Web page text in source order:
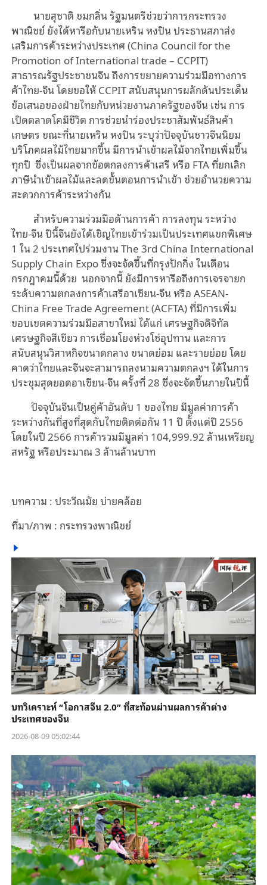
นายสุชาติ ชมกลิ่น รัฐมนตรีช่วยว่าการกระทรวง
พาณิชย์ ยังได้หารือกับนายเหริน หงปิน ประธานสภาส่ง
เสริมการค้าระหว่างประเทศ (China Council for the
Promotion of International trade – CCPIT)
สาธารณรัฐประชาชนจีน ถึงการขยายความร่วมมือทางการ
ค้าไทย-จีน โดยขอให้CCPITสนับสนุนการผลักดันประเด็น
ข้อเสนอของฝ่ายไทยกับหน่วยงานภาครัฐของจีน เช่น การ
เปิดตลาดโคมีชีวิต การช่วยนำร่องประชาสัมพันธ์สินค้า
เกษตร ขณะที่นายเหริน หงปิน ระบุว่าปัจจุบันชาวจีนนิยม
บริโภคผลไม้ไทยมากขึ้น มีการนำเข้าผลไม้จากไทยเพิ่มขึ้น
ทุกปี ซึ่งเป็นผลจากข้อตกลงการค้าเสรี หรือ FTAที่ยกเลิก
ภาษีนำเข้าผลไม้และลดขั้นตอนการนำเข้า ช่วยอำนวยความ
สะดวกการค้าระหว่างกัน
สำหรับความร่วมมือด้านการค้า การลงทุน ระหว่าง
ไทย-จีน ปีนี้จีนยังได้เชิญไทยเข้าร่วมเป็นประเทศแขกพิเศษ
1 ใน2ประเทศไปร่วมงานThe 3rd China International
Supply Chain Expoซึ่งจะจัดขึ้นที่กรุงปักกิ่ง ในเดือน
กรกฎาคมนี้ด้วย นอกจากนี้ ยังมีการหารือถึงการเจรจายก
ระดับความตกลงการค้าเสรีอาเซียน-จีน หรือASEAN-
China Free Trade Agreement (ACFTA)ที่มีการเพิ่ม
ขอบเขตความร่วมมือสาขาใหม่ ได้แก่ เศรษฐกิจดิจิทัล
เศรษฐกิจสีเขียว การเชื่อมโยงห่วงโซ่อุปทาน และการ
สนับสนุนวิสาหกิจขนาดกลาง ขนาดย่อม และรายย่อย โดย
คาดว่าไทยและจีนจะสามารถลงนามความตกลงฯ ได้ในการ
ประชุมสุดยอดอาเซียน-จีน ครั้งที่28ซึ่งจะจัดขึ้นภายในปีนี้
ปัจจุบันจีนเป็นคู่ค้าอันดับ 1 ของไทย มีมูลค่าการค้า
ระหว่างกันที่สูงที่สุดกับไทยติดต่อกัน11 ปี ตั้งแต่ปี2556
โดยในปี2566 การค้ารวมมีมูลค่า 104,999.92 ล้านเหรียญ
สหรัฐ หรือประมาณ3 ล้านล้านบาท
บทความ :ประวีณมัย บ่ายคล้อย
ที่มา/ภาพ : กระทรวงพาณิชย์
บทวิเคราะห์ “โอกาสจีน 2.0” ที่สะท้อนผ่านผลการค้าต่าง
ประเทศของจีน
2026-08-09 05:02:44